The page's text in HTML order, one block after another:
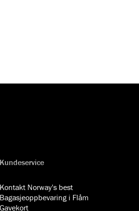
Kundeservice
Kontakt Norway's best
Bagasjeoppbevaring i Flåm
Gavekort